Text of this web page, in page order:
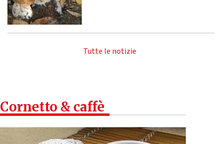
Tutte le notizie
Cornetto & caffè